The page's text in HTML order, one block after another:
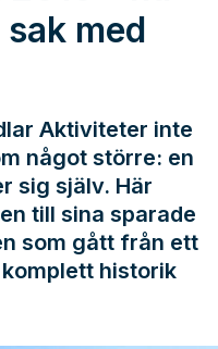
med
Aktiviteter inte
något större: en
sig själv. Här
till sina sparade
som gått från ett
historik